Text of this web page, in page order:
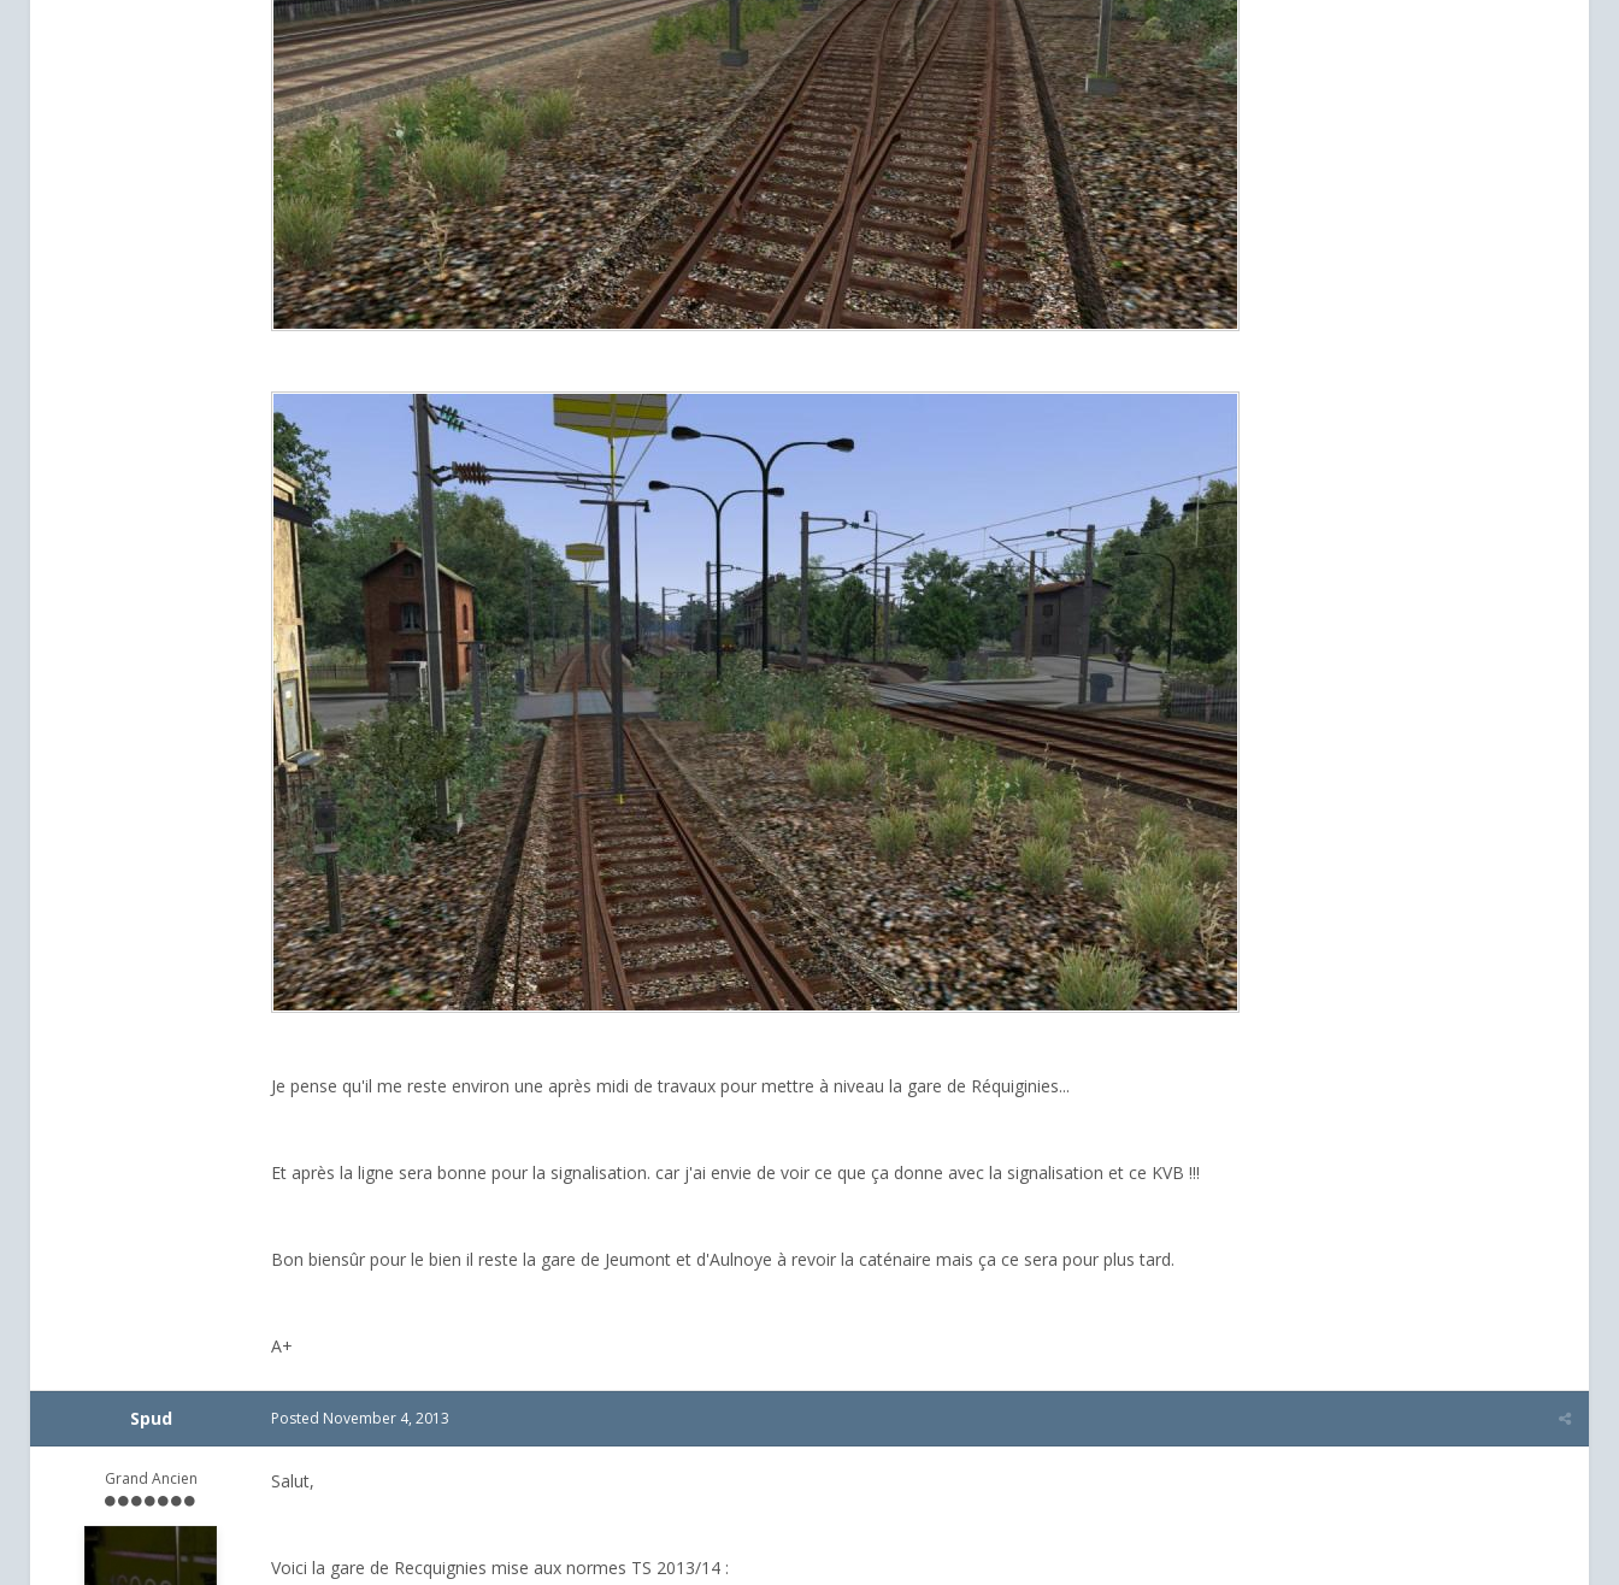
Je pense qu'il me reste environ une après midi de travaux pour mettre à niveau la gare de Réquiginies...
Et après la ligne sera bonne pour la signalisation. car j'ai envie de voir ce que ça donne avec la signalisation et ce KVB !!!
Bon biensûr pour le bien il reste la gare de Jeumont et d'Aulnoye à revoir la caténaire mais ça ce sera pour plus tard.
A+
Spud
Grand Ancien
Posted November 4, 2013
Salut,
Voici la gare de Recquignies mise aux normes TS 2013/14 :